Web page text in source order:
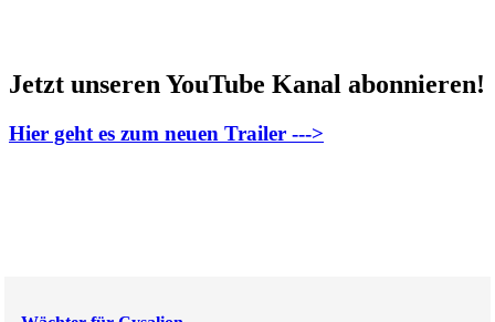
Jetzt unseren YouTube Kanal abonnieren!
Hier geht es zum neuen Trailer --->